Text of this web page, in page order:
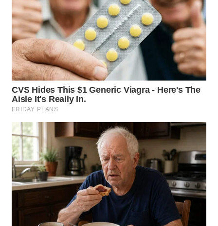
WN
LABUHANBATU
WN
TAPANULI
TENGAH
WN DELI
SERDANG
WN
TEBING
TINGGI
WN